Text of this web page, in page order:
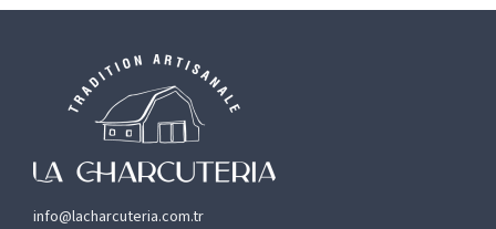
info@lacharcuteria.com.tr